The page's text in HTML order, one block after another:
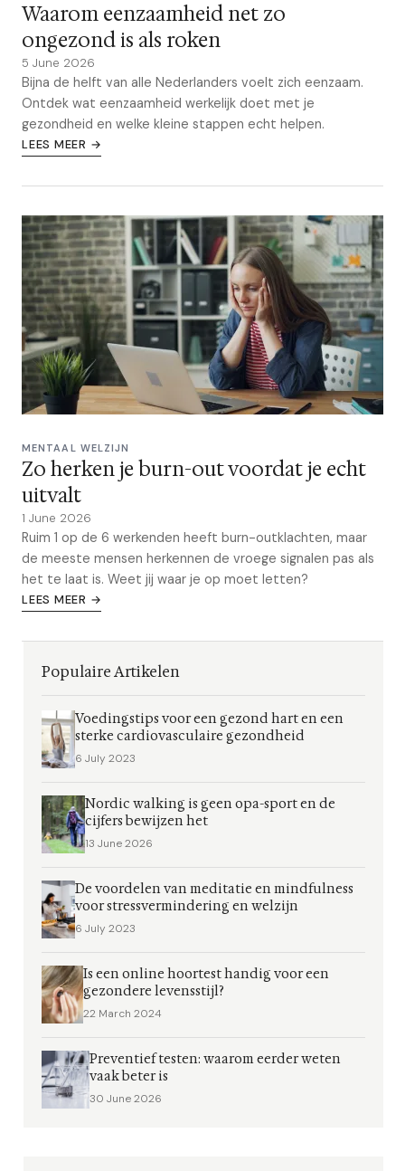
Waarom eenzaamheid net zo
ongezond is als roken
5 June 2026
Bijna de helft van alle Nederlanders voelt zich eenzaam.
Ontdek wat eenzaamheid werkelijk doet met je
gezondheid en welke kleine stappen echt helpen.
LEES MEER →
MENTAAL WELZIJN
Zo herken je burn-out voordat je echt
uitvalt
1 June 2026
Ruim 1 op de 6 werkenden heeft burn-outklachten, maar
de meeste mensen herkennen de vroege signalen pas als
het te laat is. Weet jij waar je op moet letten?
LEES MEER →
Populaire Artikelen
Voedingstips voor een gezond hart en een
sterke cardiovasculaire gezondheid
6 July 2023
Nordic walking is geen opa-sport en de
cijfers bewijzen het
13 June 2026
De voordelen van meditatie en mindfulness
voor stressvermindering en welzijn
6 July 2023
Is een online hoortest handig voor een
gezondere levensstijl?
22 March 2024
Preventief testen: waarom eerder weten
vaak beter is
30 June 2026